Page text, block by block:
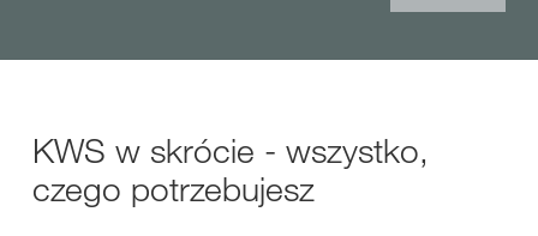
KWS w skrócie - wszystko,
czego potrzebujesz